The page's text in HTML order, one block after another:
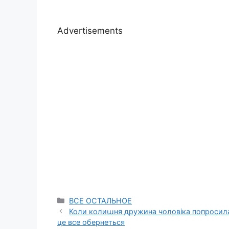
Advertisements
Categories
ВСЕ ОСТАЛЬНОЕ
Коли колиաня дружина чоловіка
це все обернеться